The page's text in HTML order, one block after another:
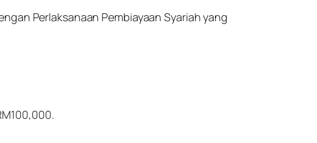
Perlaksanaan Pembiayaan Syariah yang